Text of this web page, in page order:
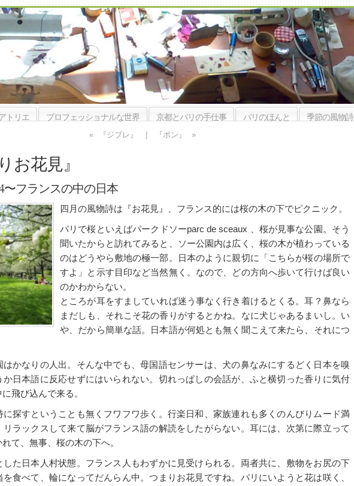
トリエ プロフェッショナルな世界 京都とパリの手仕事 パリのほんと 季節の風物詩
« 『ジブレ』 『ポン』 »
お花見』
〜フランスの中の日本
四月の風物詩は『お花見』、フランス的には桜の木の下でピクニック。
パリで桜といえばパークドソーparc de sceaux 、桜が見事な公園。そう
聞いたからと訪れてみると、ソー公園内は広く、桜の木が植わっている
のはどうやら敷地の極一部。日本のように親切に「こちらが桜の場所で
すよ」と示す目印など当然無く。なので、どの方向へ歩いて行けば良い
のかわからない。
ところが耳をすましていれば迷う事なく行き着けるとくる。耳？鼻なら
まだしも、それこそ花の香りがするとかね。なに犬じゃあるまいし。い
や、だから簡単な話。日本語が何処とも無く聞こえて来たら、それにつ
はかなりの人出。そんな中でも、母国語センサーは、犬の鼻なみにするどく日本を嗅
か日本語に反応せずにはいられない。切れっぱしの会話が、ふと横切った香りに気付
飛び込んで来る。
に探すということも無くフワフワ歩く。行楽日和、家族連れも多くのんびりムード満
リラックスして来て脳がフランス語の解読をしたがらない。耳には、次第に際立って
て、無事、桜の木の下へ。
した日本人村状態。フランス人もわずかに見受けられる。両者共に、敷物をお尻の下
食べて、輪になってだんらん中。つまりお花見ですね。パリにいようと花は咲く、